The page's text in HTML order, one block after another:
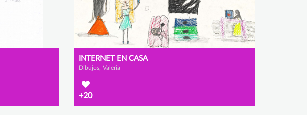
INTERNET EN CASA
Dibujos, Valeria
+20